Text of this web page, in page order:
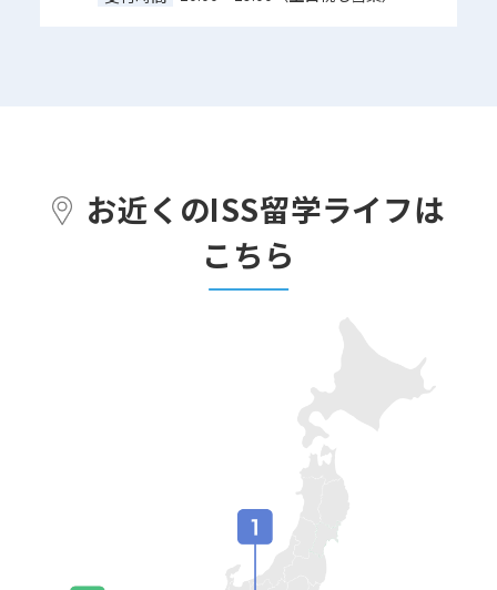
お近くのISS留学ライフは
こちら